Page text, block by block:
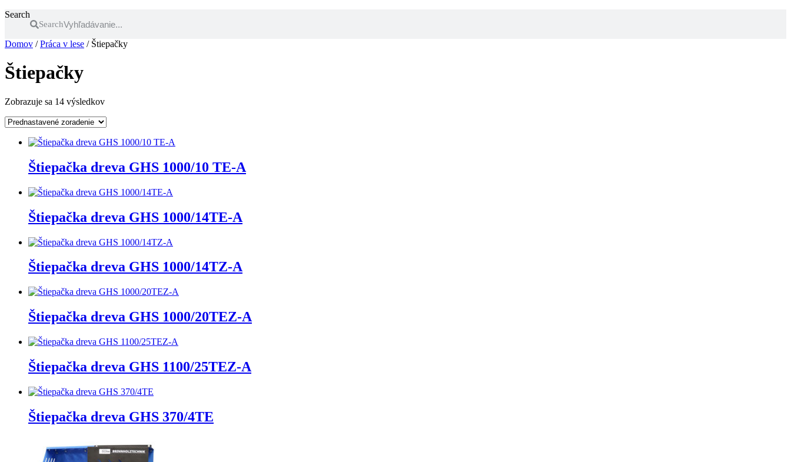
Search
Search
Domov /Práca v lese / Štiepačky
Štiepačky
Zobrazuje sa 14 výsledkov
Štiepačka dreva GHS 1000/10 TE-A
Štiepačka dreva GHS 1000/14TE-A
Štiepačka dreva GHS 1000/14TZ-A
Štiepačka dreva GHS 1000/20TEZ-A
Štiepačka dreva GHS 1100/25TEZ-A
Štiepačka dreva GHS 370/4TE